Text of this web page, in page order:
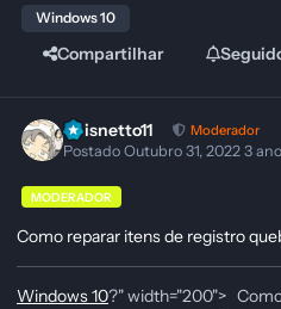
Windows 10
Compartilhar
Pbisnetto11 Moderador
PostadoOutubro 31, 20223
MODERADOR
Como reparar itens de registro
Windows 10?" width="200">